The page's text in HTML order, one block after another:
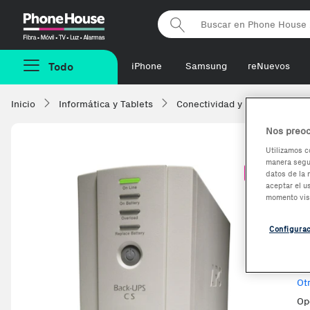
Phonehouse
Todo iPhone Samsung reNuevos
Inicio Informática y Tablets Conectividad y alimentación
-1,96%
Nos
Utilizamos
manera
datos de la
aceptar el
momento